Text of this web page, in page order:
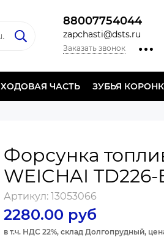
88007754044
zapchasti@dsts.ru
Заказать звонок
ХОДОВАЯ ЧАСТЬ ЗУБЬЯ
Форсунка
WEICHAI TD226-
Артикул: 13053066
2280.00 руб
в т.ч. НДС 22%, склад Долгопрудный,